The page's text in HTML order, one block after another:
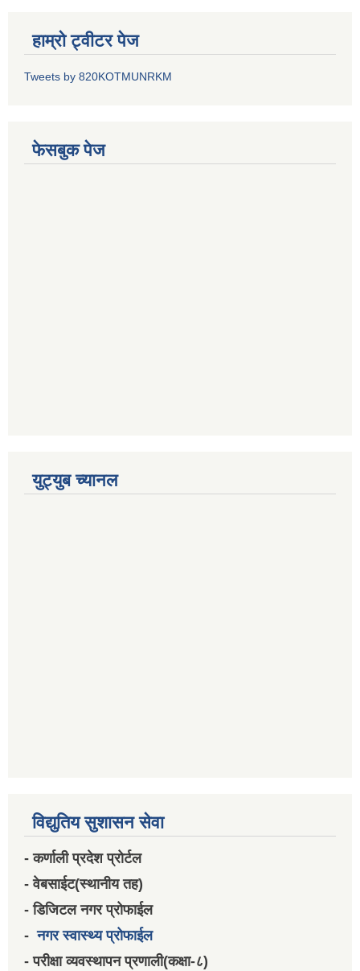
हाम्रो ट्वीटर पेज
Tweets by 820KOTMUNRKM
फेसबुक पेज
युट्युब च्यानल
विद्युतिय सुशासन सेवा
- कर्णाली प्रदेश प्रोर्टल
- वेबसाईट(स्थानीय तह)
- डिजिटल नगर प्रोफाईल
-नगर स्वास्थ्य प्रोफाईल
- परीक्षा व्यवस्थापन प्रणाली(कक्षा-८)